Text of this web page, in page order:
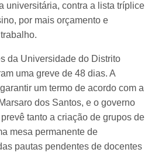
universitária, contra a lista tríplice
por mais orçamento e
da Universidade do Distrito
uma greve de 48 dias. A
um termo de acordo com a
dos Santos, e o governo
tanto a criação de grupos de
mesa permanente de
pautas pendentes de docentes